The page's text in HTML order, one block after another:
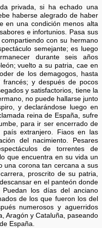
privada, si ha echado una
haberse alegrado de haber
en una condición menos alta
e infortunios. Pasa sus
con su hermano
semejante; es luego
durante seis años
vuelto a su patria, cae en
de los demagogos, hasta
y después de pocos
y satisfactorios, tiene la
no puede hallarse junto
y declarándose luego en
reina de España, sufre
para ir ser encerrado de
extranjero. Fiaos en las
del nacimiento. Pesares
de torrentes de
que encuentra en su vida un
una corona tan cercana a sus
proscrito de su patria,
en el panteón donde
Puedan los días del anciano
de los que fueron los del
numerosos y aguerridos
Aragón y Cataluña, paseando
España.